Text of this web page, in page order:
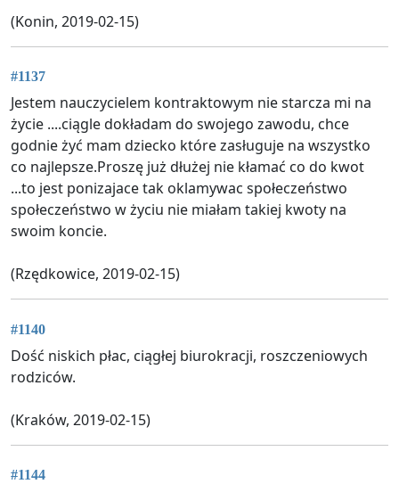
(Konin, 2019-02-15)
#1137
Jestem nauczycielem kontraktowym nie starcza mi na
życie ....ciągle dokładam do swojego zawodu, chce
godnie żyć mam dziecko które zasługuje na wszystko
co najlepsze.Proszę już dłużej nie kłamać co do kwot
...to jest ponizajace tak oklamywac społeczeństwo
społeczeństwo w życiu nie miałam takiej kwoty na
swoim koncie.
(Rzędkowice, 2019-02-15)
#1140
Dość niskich płac, ciągłej biurokracji, roszczeniowych
rodziców.
(Kraków, 2019-02-15)
#1144